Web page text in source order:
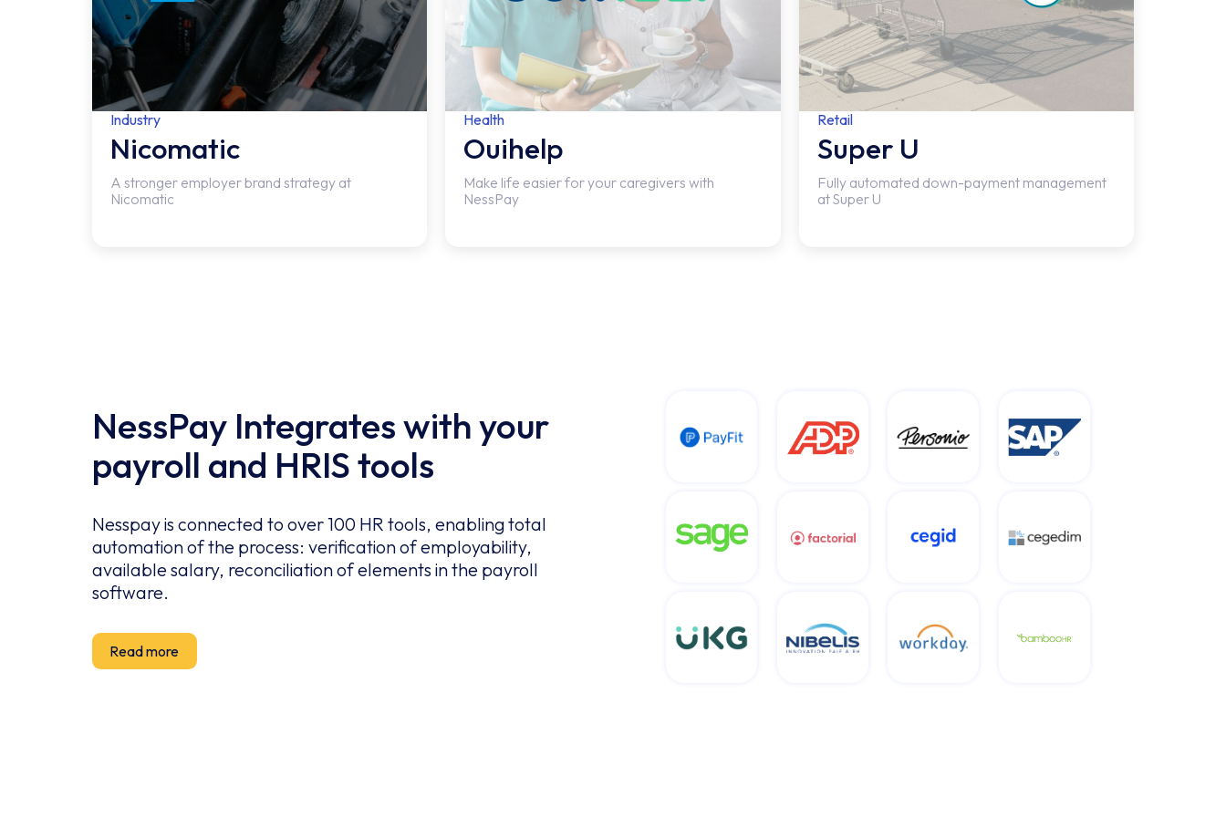
Industry
Nicomatic
A stronger employer brand strategy at
Nicomatic
Health
Ouihelp
Make life easier for your caregivers with
NessPay
Retail
Super U
Fully automated down-payment management
at Super U
NessPay Integrates with your
payroll and HRIS tools
Nesspay is connected to over 100 HR tools, enabling total
automation of the process: verification of employability,
available salary, reconciliation of elements in the payroll
software.
Read more